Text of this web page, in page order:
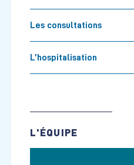
Les consultations
L’hospitalisation
L'ÉQUIPE